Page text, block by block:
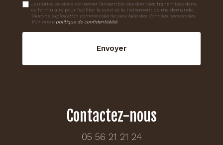
J'autorise ce site à conserver l'ensemble des données transmises dans
ce formulaire pour faciliter le suivi et le traitement de ma demande.
(Aucune exploitation commerciale ne sera faite des données conservées.
Voir notre politique de confidentialité)
Contactez-nous
05 56 21 21 24